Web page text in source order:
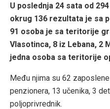
U poslednja 24 sata od
okrug 136 rezultata je sa
91 osoba je sa teritorije
Vlasotinca, 8 iz Lebana, 2
jedna osoba sa teritorije
Među njima su 62
penzionera, 13 učenika, 3
poljoprivrednik.